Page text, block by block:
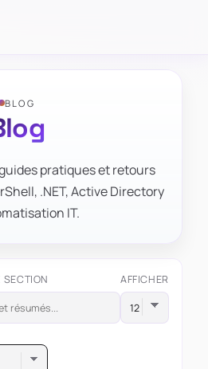
BLOG
pratiques et retours
.NET, Active Directory
IT.
SECTION AFFICHER